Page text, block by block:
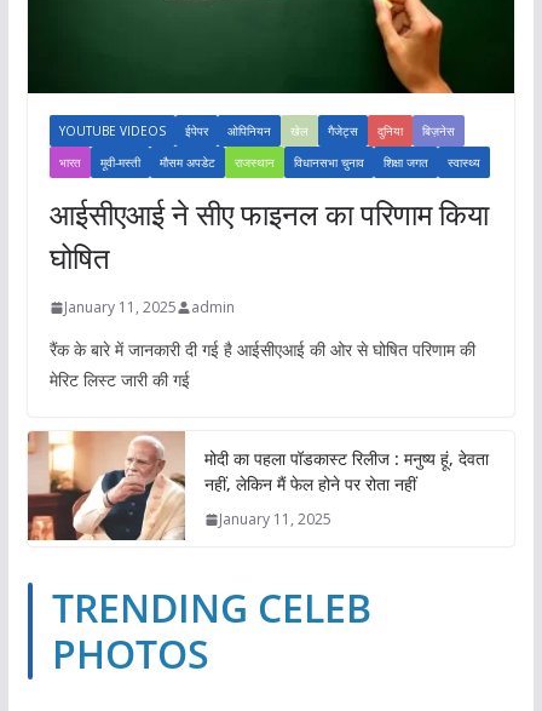
YOUTUBE VIDEOS ईपेपर ओपिनियन खेल गैजेट्स दुनिया
बिज़नेस
भारत
मूवी-मस्ती मौसम अपडेट राजस्थान विधानसभा चुनाव शिक्षा जगत स्वास्थ्य
आईसीएआई ने सीए फाइनल का परिणाम किया
घोषित
January 11, 2025 admin
रैंक के बारे में जानकारी दी गई है आईसीएआई की ओर से घोषित परिणाम की
मेरिट लिस्ट जारी की गई
मोदी का पहला पॉडकास्ट रिलीज : मनुष्य हूं, देवता
नहीं, लेकिन मैं फेल होने पर रोता नहीं
January 11, 2025
TRENDING CELEB
PHOTOS